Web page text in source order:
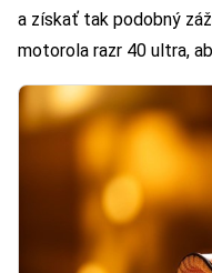
a získať tak podobný
motorola razr 40 ultra,